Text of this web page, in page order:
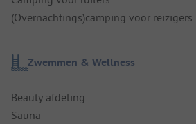
(Overnachtings)camping voor
Zwemmen & Wellness
Beauty afdeling
Sauna